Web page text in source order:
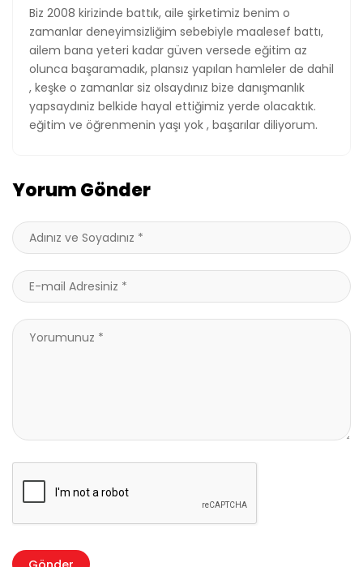
Biz 2008 kirizinde battık, aile şirketimiz benim o
zamanlar deneyimsizliğim sebebiyle maalesef battı,
ailem bana yeteri kadar güven versede eğitim az
olunca başaramadık, plansız yapılan hamleler de dahil
, keşke o zamanlar siz olsaydınız bize danışmanlık
yapsaydıniz belkide hayal ettiğimiz yerde olacaktık.
eğitim ve öğrenmenin yaşı yok , başarılar diliyorum.
Yorum Gönder